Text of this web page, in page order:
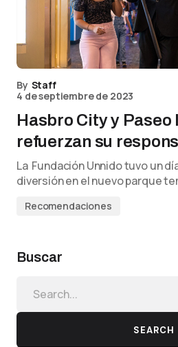
By Staff
4 de septiembre de 2023
Hasbro City y Paseo
refuerzan su
La Fundación Unnido tuvo un
diversión en el nuevo parque
Recomendaciones
Buscar
SEARCH